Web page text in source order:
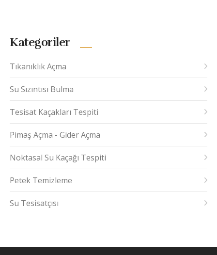
Kategoriler
Tıkanıklık Açma
Su Sızıntısı Bulma
Tesisat Kaçakları Tespiti
Pimaş Açma - Gider Açma
Noktasal Su Kaçağı Tespiti
Petek Temizleme
Su Tesisatçısı